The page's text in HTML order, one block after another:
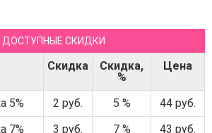
ДОСТУПНЫЕ СКИДКИ
Скидка
Скидка,
%
Цена
5% 2 руб. 5 %
44 руб.
7%
3 руб. 7 %
43 руб.